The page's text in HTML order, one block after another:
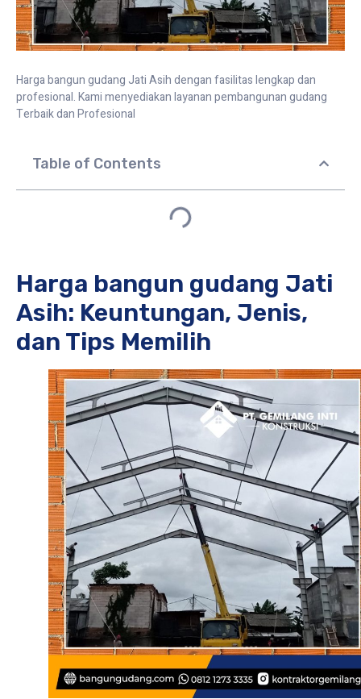
Harga bangun gudang Jati Asih dengan fasilitas lengkap dan
profesional. Kami menyediakan layanan pembangunan gudang
Terbaik dan Profesional
Table of Contents
Harga bangun gudang Jati
Asih: Keuntungan, Jenis,
dan Tips Memilih